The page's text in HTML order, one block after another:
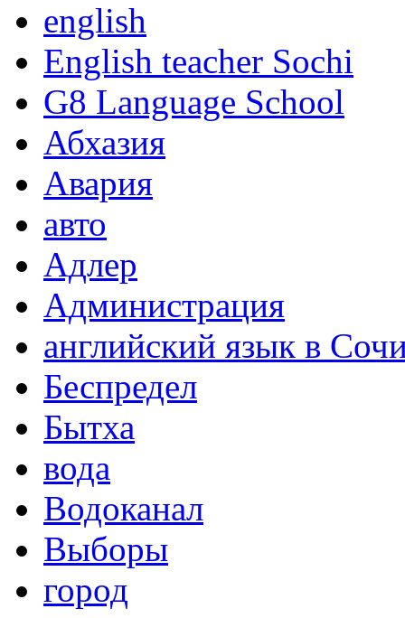
english
English teacher Sochi
G8 Language School
Абхазия
Авария
авто
Адлер
Администрация
английский язык в
Беспредел
Бытха
вода
Водоканал
Выборы
город